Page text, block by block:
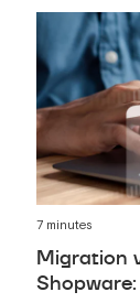
7 minutes
Migration